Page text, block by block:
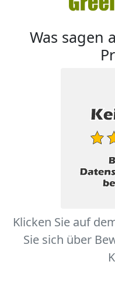
Was sagen
Klicken Sie auf
Sie sich über